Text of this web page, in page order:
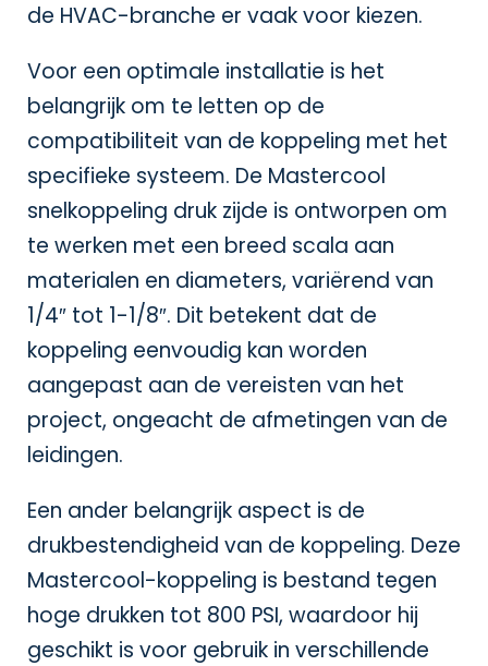
de HVAC-branche er vaak voor kiezen.
Voor een optimale installatie is het
belangrijk om te letten op de
compatibiliteit van de koppeling met het
specifieke systeem. De Mastercool
snelkoppeling druk zijde is ontworpen om
te werken met een breed scala aan
materialen en diameters, variërend van
1/4″ tot 1-1/8″. Dit betekent dat de
koppeling eenvoudig kan worden
aangepast aan de vereisten van het
project, ongeacht de afmetingen van de
leidingen.
Een ander belangrijk aspect is de
drukbestendigheid van de koppeling. Deze
Mastercool-koppeling is bestand tegen
hoge drukken tot 800 PSI, waardoor hij
geschikt is voor gebruik in verschillende